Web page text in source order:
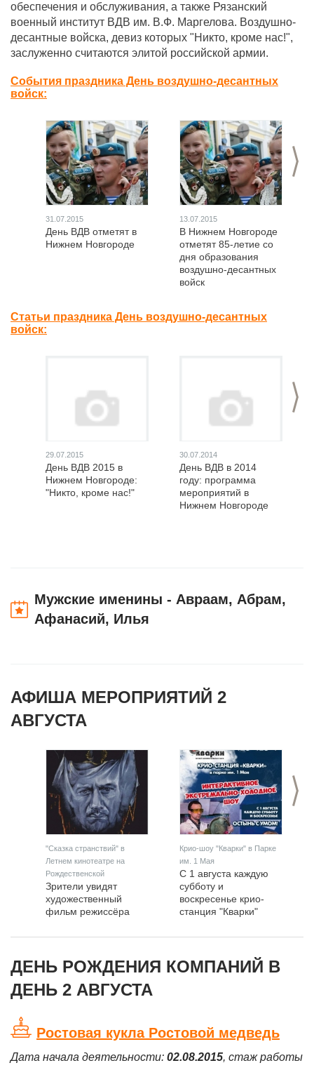
обеспечения и обслуживания, а также Рязанский
военный институт ВДВ им. В.Ф. Маргелова. Воздушно-
десантные войска, девиз которых "Никто, кроме нас!",
заслуженно считаются элитой российской армии.
События праздника День воздушно-десантных
войск:
>
31.07.2015
День ВДВ отметят в
Нижнем Новгороде
13.07.2015
В Нижнем Новгороде
отметят 85-летие со
дня образования
воздушно-десантных
войск
Статьи праздника День воздушно-десантных
войск:
>
29.07.2015
День ВДВ 2015 в
Нижнем Новгороде:
"Никто, кроме нас!"
30.07.2014
День ВДВ в 2014
году: программа
мероприятий в
Нижнем Новгороде
Мужские именины - Авраам, Абрам,
Афанасий, Илья
АФИША МЕРОПРИЯТИЙ 2
АВГУСТА
>
"Сказка странствий" в
Летнем кинотеатре на
Рождественской
Зрители увидят
художественный
фильм режиссёра
музыкальную сказку-
Крио-шоу "Кварки" в Парке
им. 1 Мая
С 1 августа каждую
субботу и
воскресенье крио-
станция "Кварки"
Парке им. 1 Мая.
ДЕНЬ РОЖДЕНИЯ КОМПАНИЙ В
ДЕНЬ 2 АВГУСТА
Ростовая кукла Ростовой медведь
Дата начала деятельности: 02.08.2015, стаж работы